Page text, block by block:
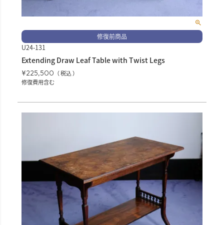
修復前商品
U24-131
Extending Draw Leaf Table with Twist Legs
¥225,500
税込
修復費用含む